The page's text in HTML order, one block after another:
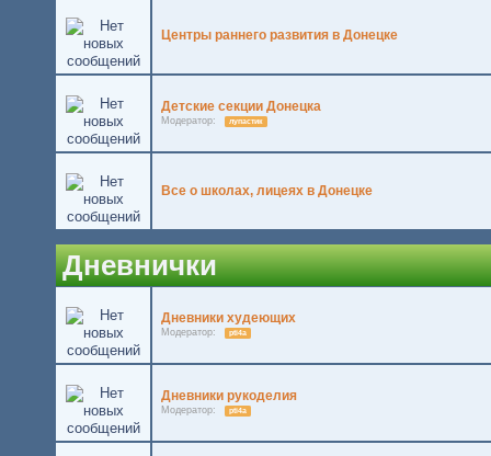
Центры раннего развития в Донецке
Детские секции Донецка
Модератор: лупастик
Все о школах, лицеях в Донецке
Дневнички
Дневники худеющих
Модератор: pti4a
Дневники рукоделия
Модератор: pti4a